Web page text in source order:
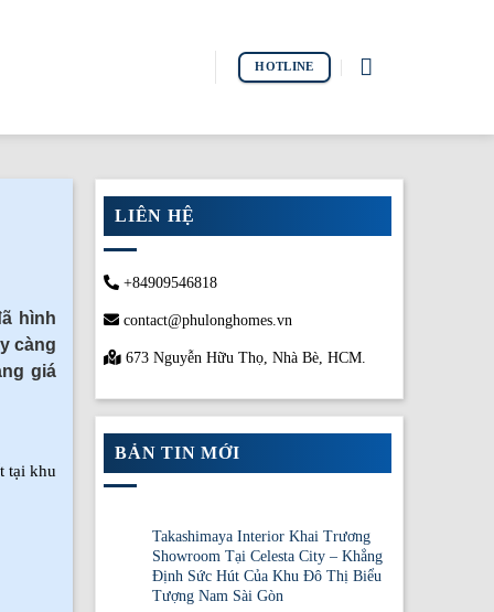
HOTLINE
hình
càng
giá
tại khu
LIÊN HỆ
+84909546818
contact@phulonghomes.vn
673 Nguyễn Hữu Thọ, Nhà Bè, HCM.
BẢN TIN MỚI
Takashimaya Interior Khai Trương
Showroom Tại Celesta City – Khẳng
Định Sức Hút Của Khu Đô Thị Biểu
Tượng Nam Sài Gòn